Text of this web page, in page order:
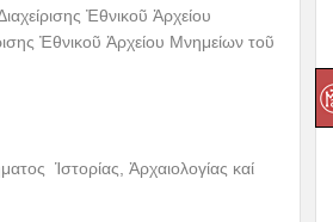
Ἐθνικοῦ Ἀρχείου
Ἐθνικοῦ Ἀρχείου Μνημείων τοῦ
Ἱστορίας, Ἀρχαιολογίας καί